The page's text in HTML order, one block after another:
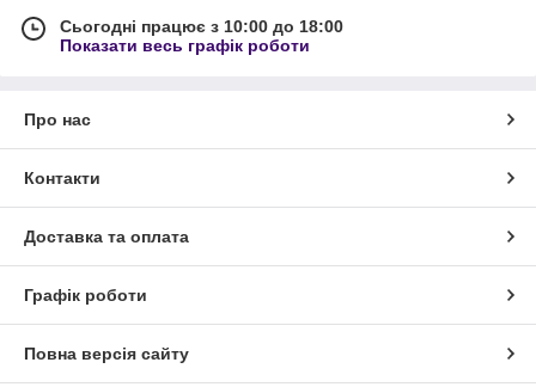
Сьогодні працює з 10:00 до 18:00
Показати весь графік роботи
Про нас
Контакти
Доставка та оплата
Графік роботи
Повна версія сайту